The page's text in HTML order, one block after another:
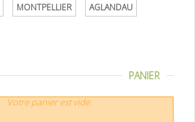
MONTPELLIER AGLANDAU
PANIER
Votre panier est vide.